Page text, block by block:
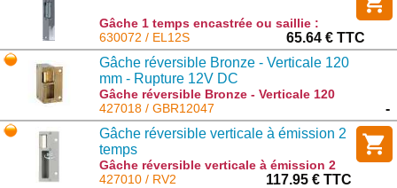
Gâche 1 temps encastrée ou saillie :
EL12S
630072 / EL12S
65.64 € TTC
Gâche réversible Bronze - Verticale 120
mm - Rupture 12V DC
Gâche réversible Bronze - Verticale 120
mm - Rupture 12V DC : GBR12047
427018 / GBR12047
-
Gâche réversible verticale à émission 2
temps
Gâche réversible verticale à émission 2
temps : RV2
427010 / RV2
117.95 € TTC